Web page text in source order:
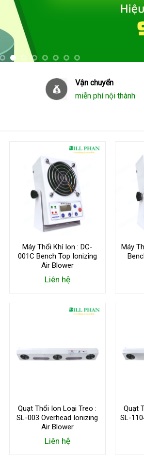
Vận chuyển
miễn phí nội thành
Máy Thổi Khí Ion : DC-
001C Bench Top Ionizing
Air Blower
Liên hệ
Máy
Quạt Thổi Ion Loại Treo :
SL-003 Overhead Ionizing
Air Blower
Liên hệ
Quạt
SL-